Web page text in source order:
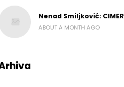
Nenad Smiljković: CIMER
ABOUT A MONTH AGO